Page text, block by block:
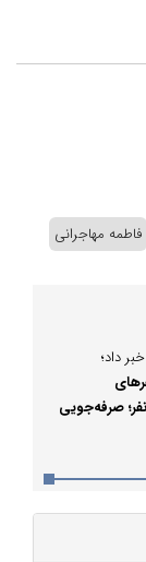
فاطمه مهاجرانی
داد؛
به ۴۵ نفر؛ صرفه‌جویی